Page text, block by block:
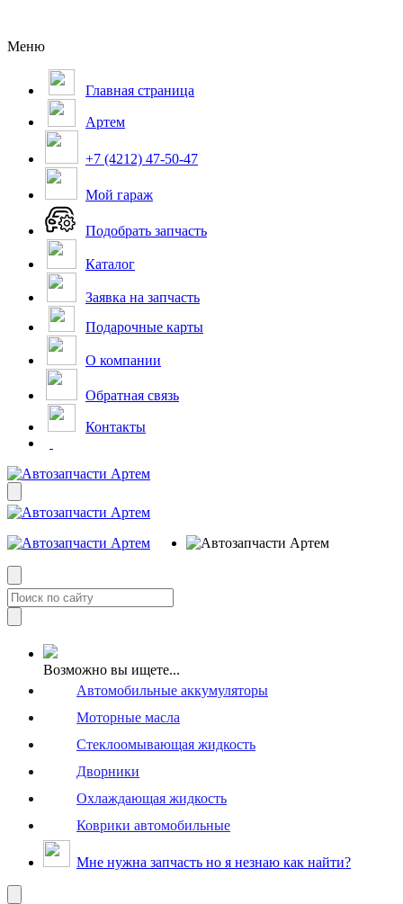
Меню
Главная страница
Артем
+7 (4212) 47-50-47
Мой гараж
Подобрать запчасть
Каталог
Заявка на запчасть
Подарочные карты
О компании
Обратная связь
Контакты
Возможно вы ищете...
Автомобильные аккумуляторы
Моторные масла
Стеклоомывающая жидкость
Дворники
Охлаждающая жидкость
Коврики автомобильные
Мне нужна запчасть но я незнаю как найти?